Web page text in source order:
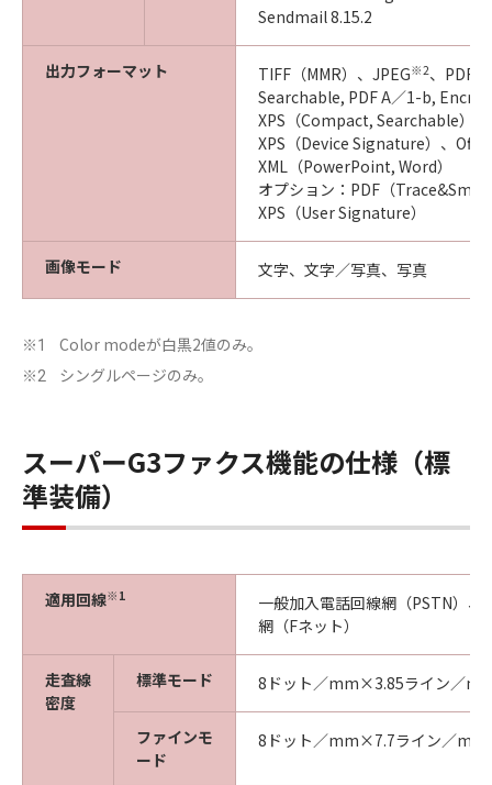
Sendmail 8.15.2
出力フォーマット TIFF（MMR）、JPEG※2、PDF
Searchable, PDF A／1-b,
XPS（Compact, Searchable）
XPS（Device Signature）、
XML（PowerPoint, Word）
オプション：PDF（
XPS（User Signature）
画像モード 文字、文字／写真、写真
※1 Color modeが白黒2値のみ。
※2 シングルページのみ。
スーパーG3ファクス機能の仕様（標
準装備）
適用回線※1
一般加入電話回線網（PSTN）、
網（Fネット）
走査線
密度
標準モード 8ドット／mm×3.85ライン／
ファインモ
ード
8ドット／mm×7.7ライン／mm